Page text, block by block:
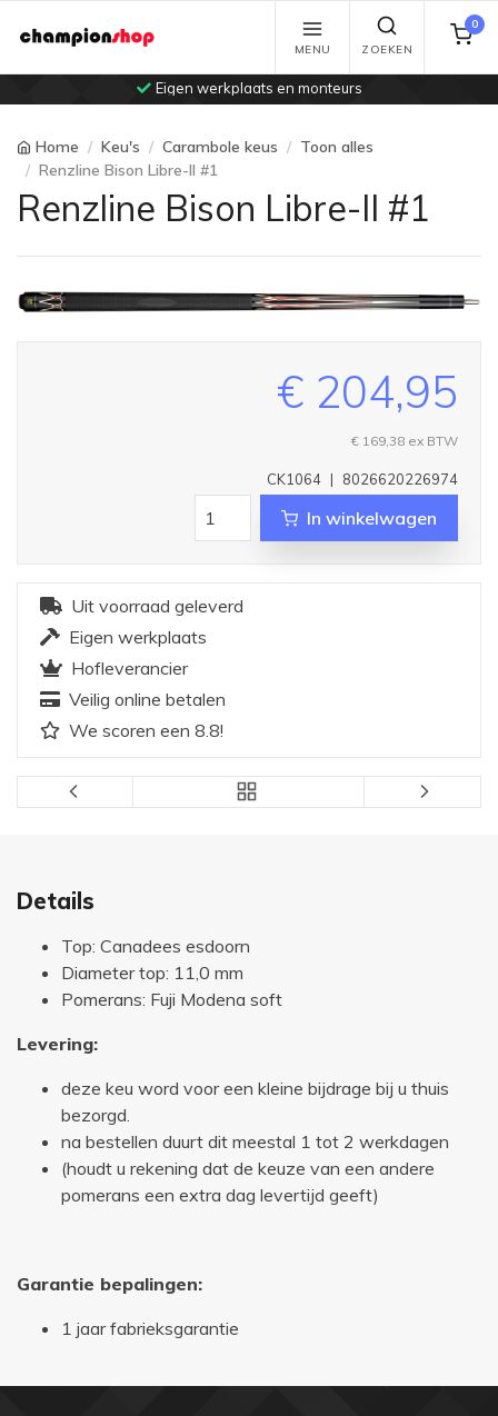
Eigen werkplaats en monteurs
MENU ZOEKEN
0
Home Keu's Carambole keus
Toon alles
Renzline Bison Libre-II #1
Renzline Bison Libre-II #1
€ 204,95
€ 169,38 ex BTW
8026620226974
|
CK1064
In winkelwagen
Uit voorraad geleverd
Eigen werkplaats
Hofleverancier
Veilig online betalen
We scoren een 8.8!
Details
Top: Canadees esdoorn
Diameter top: 11,0 mm
Pomerans: Fuji Modena soft
Levering:
deze keu word voor een kleine bijdrage bij u thuis
bezorgd.
na bestellen duurt dit meestal 1 tot 2 werkdagen
(houdt u rekening dat de keuze van een andere
pomerans een extra dag levertijd geeft)
Garantie bepalingen:
1 jaar fabrieksgarantie